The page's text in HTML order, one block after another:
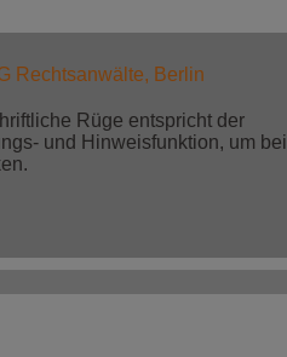
Rechtsanwälte, Berlin
Rüge entspricht der
und Hinweisfunktion, um bei